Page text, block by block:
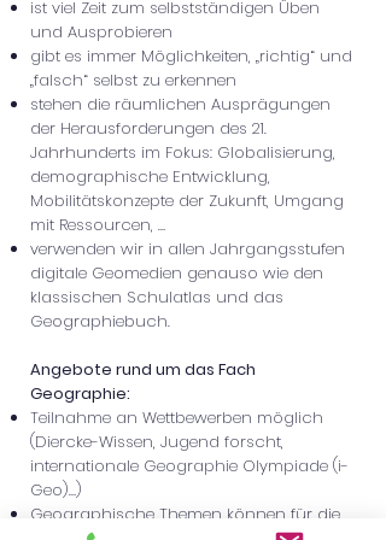
ist viel Zeit zum selbstständigen Üben
und Ausprobieren
gibt es immer Möglichkeiten, „richtig“ und
„falsch“ selbst zu erkennen
stehen die räumlichen Ausprägungen
der Herausforderungen des 21.
Jahrhunderts im Fokus: Globalisierung,
demographische Entwicklung,
Mobilitätskonzepte der Zukunft, Umgang
mit Ressourcen, …
verwenden wir in allen Jahrgangsstufen
digitale Geomedien genauso wie den
klassischen Schulatlas und das
Geographiebuch.
Angebote rund um das Fach
Geographie:
Teilnahme an Wettbewerben möglich
(Diercke-Wissen, Jugend forscht,
internationale Geographie Olympiade (i-
Geo)…)
Geographische Themen können für die